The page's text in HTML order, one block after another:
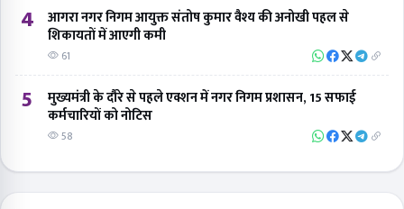
4
आगरा नगर निगम आयुक्त संतोष कुमार वैश्य की अनोखी पहल से
शिकायतों में आएगी कमी
61
5
मुख्यमंत्री के दौरे से पहले एक्शन में नगर निगम प्रशासन, 15 सफाई
कर्मचारियों को नोटिस
58